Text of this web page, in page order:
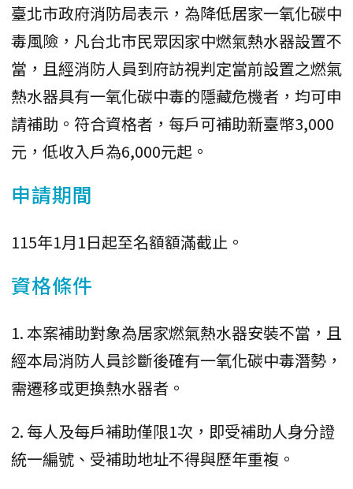
臺北市政府消防局表示，為降低居家一氧化碳中
毒風險，凡台北市民眾因家中燃氣熱水器設置不
當，且經消防人員到府訪視判定當前設置之燃氣
熱水器具有一氧化碳中毒的隱藏危機者，均可申
請補助。符合資格者，每戶可補助新臺幣3,000
元，低收入戶為6,000元起。
申請期間
115年1月1日起至名額額滿截止。
資格條件
1. 本案補助對象為居家燃氣熱水器安裝不當，且
經本局消防人員診斷後確有一氧化碳中毒潛勢，
需遷移或更換熱水器者。
2. 每人及每戶補助僅限1次，即受補助人身分證
統一編號、受補助地址不得與歷年重複。